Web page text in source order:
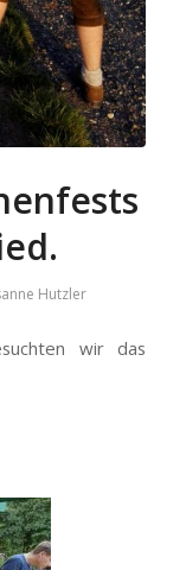
Hutzler
wir das